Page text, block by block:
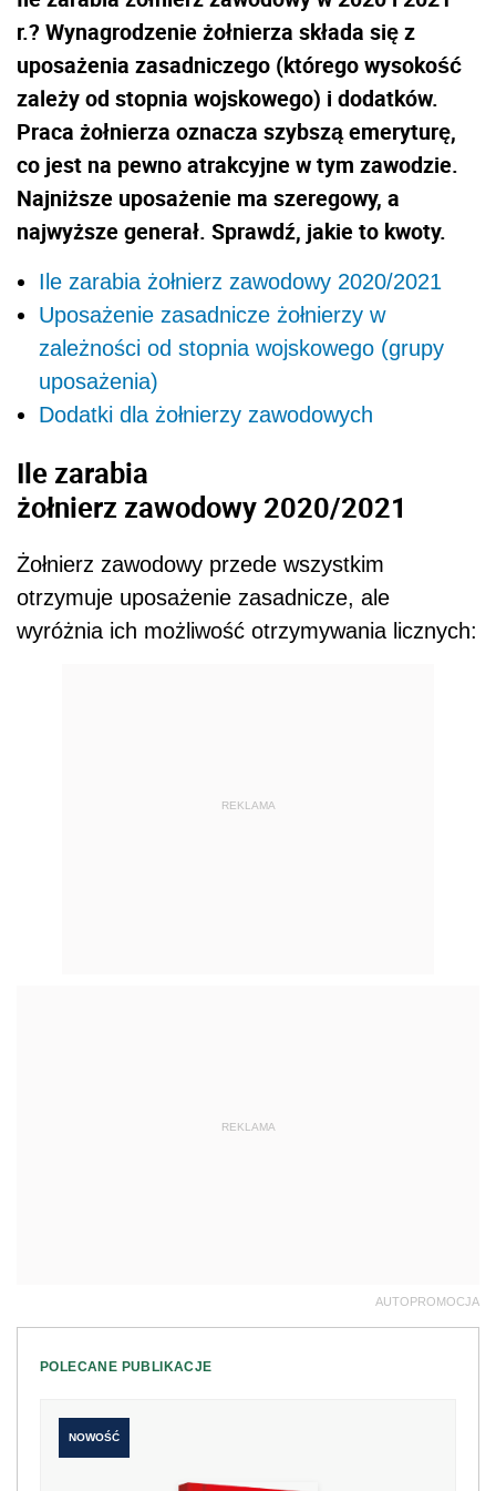
r.? Wynagrodzenie żołnierza składa się z
uposażenia zasadniczego (którego wysokość
zależy od stopnia wojskowego) i dodatków.
Praca żołnierza oznacza szybszą emeryturę,
co jest na pewno atrakcyjne w tym zawodzie.
Najniższe uposażenie ma szeregowy, a
najwyższe generał. Sprawdź, jakie to kwoty.
Ile zarabia żołnierz zawodowy 2020/2021
Uposażenie zasadnicze żołnierzy w
zależności od stopnia wojskowego (grupy
uposażenia)
Dodatki dla żołnierzy zawodowych
Ile zarabia
żołnierz zawodowy 2020/2021
Żołnierz zawodowy przede wszystkim
otrzymuje uposażenie zasadnicze, ale
wyróżnia ich możliwość otrzymywania licznych:
REKLAMA
REKLAMA
AUTOPROMOCJA
POLECANE PUBLIKACJE
NOWOŚĆ